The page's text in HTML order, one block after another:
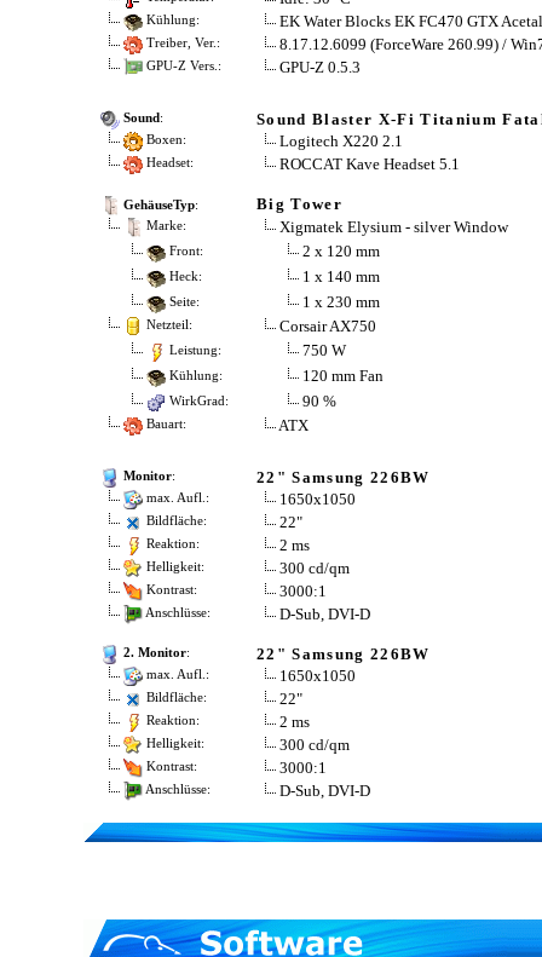
Kühlung: EK Water Blocks EK FC470 GTX Acetal
Treiber, Ver.: 8.17.12.6099 (ForceWare 260.99) /
GPU-Z Vers.: GPU-Z 0.5.3
Sound: Sound Blaster X-Fi Titanium
Boxen: Logitech X220 2.1
Headset: ROCCAT Kave Headset 5.1
GehäuseTyp: Big Tower
Marke: Xigmatek Elysium - silver Window
Front: 2 x 120 mm
Heck: 1 x 140 mm
Seite: 1 x 230 mm
Netzteil: Corsair AX750
Leistung: 750 W
Kühlung: 120 mm Fan
WirkGrad: 90 %
Bauart: ATX
Monitor: 22" Samsung 226BW
max. Aufl.: 1650x1050
Bildfläche: 22"
Reaktion: 2 ms
Helligkeit: 300 cd/qm
Kontrast: 3000:1
Anschlüsse: D-Sub, DVI-D
2. Monitor: 22" Samsung 226BW
max. Aufl.: 1650x1050
Bildfläche: 22"
Reaktion: 2 ms
Helligkeit: 300 cd/qm
Kontrast: 3000:1
Anschlüsse: D-Sub, DVI-D